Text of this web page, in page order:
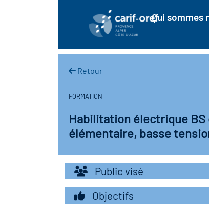
Qui sommes
Retour
FORMATION
Habilitation électrique
élémentaire, basse
Public visé
Objectifs